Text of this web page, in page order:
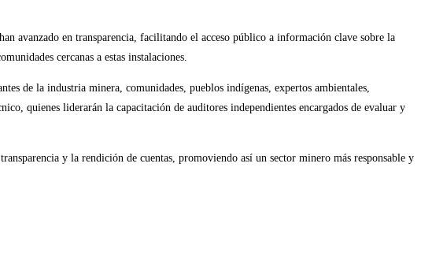
avanzado en transparencia, facilitando el acceso público a información clave sobre la
cercanas a estas instalaciones.
de la industria minera, comunidades, pueblos indígenas, expertos ambientales,
quienes liderarán la capacitación de auditores independientes encargados de evaluar y
y la rendición de cuentas, promoviendo así un sector minero más responsable y